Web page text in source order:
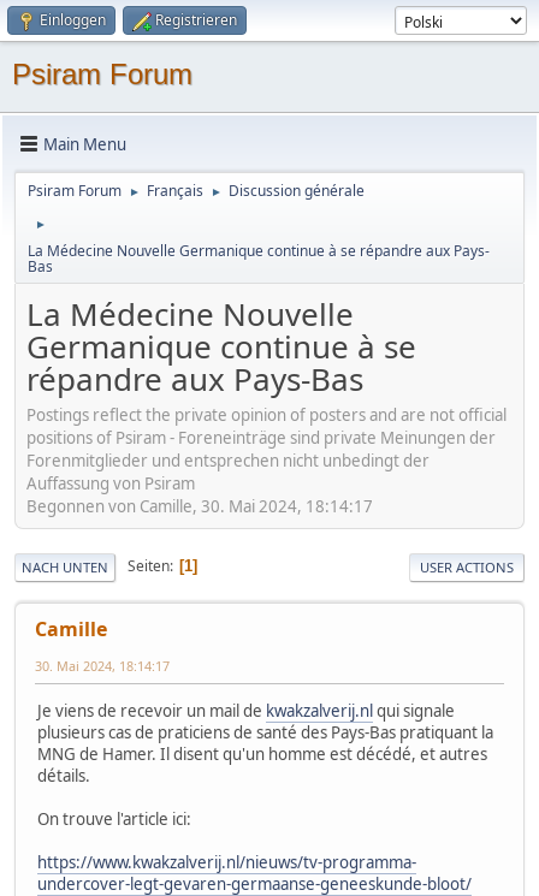
Einloggen Registrieren
Psiram Forum
Main Menu
Psiram Forum ► Français ► Discussion générale
►
La Médecine Nouvelle Germanique continue à se répandre aux Pays-
Bas
La Médecine Nouvelle
Germanique continue à se
répandre aux Pays-Bas
Postings reflect the private opinion of posters and are not official
positions of Psiram - Foreneinträge sind private Meinungen der
Forenmitglieder und entsprechen nicht unbedingt der
Auffassung von Psiram
Begonnen von Camille, 30. Mai 2024, 18:14:17
NACH UNTEN Seiten 1 USER ACTIONS
Camille
30. Mai 2024, 18:14:17
Je viens de recevoir un mail de kwakzalverij.nlqui signale
plusieurs cas de praticiens de santé des Pays-Bas pratiquant la
MNG de Hamer. Il disent qu'un homme est décédé, et autres
détails.
On trouve l'article ici:
https://www.kwakzalverij.nl/nieuws/tv-programma-
undercover-legt-gevaren-germaanse-geneeskunde-bloot/